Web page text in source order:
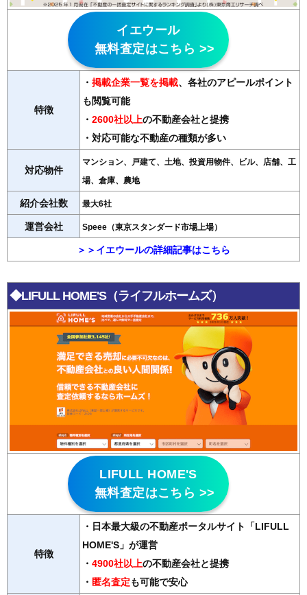
イエウール
無料査定はこちら >>
特徴
・ 掲載企業一覧を掲載、各社のアピールポイント
も閲覧可能
・ 2600社以上の不動産会社と提携
・対応可能な不動産の種類が多い
対応物件
マンション、戸建て、土地、投資用物件、ビル、店舗、工
場、倉庫、農地
紹介会社数 最大6社
運営会社 Speee（東京スタンダード市場上場）
＞＞イエウールの詳細記事はこちら
◆LIFULL HOME'S（ライフルホームズ）
LIFULL HOME'S
無料査定はこちら >>
特徴
・日本最大級の不動産ポータルサイト「LIFULL
HOME'S」が運営
・ 4900社以上の不動産会社と提携
・ 匿名査定も可能で安心